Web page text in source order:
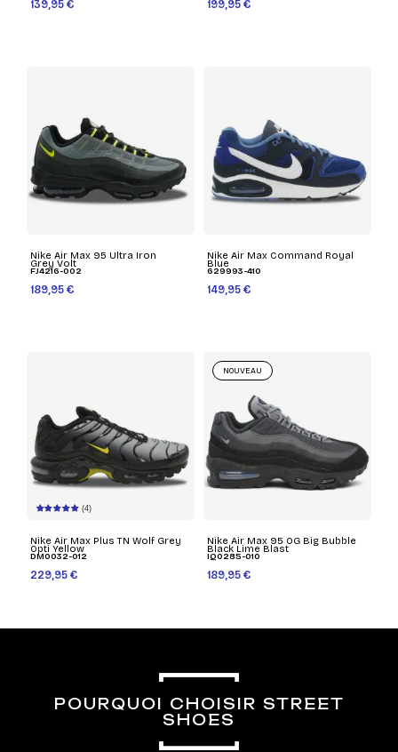
139,95 € 199,95 €
Nike Air Max 95 Ultra Iron
Grey Volt
FJ4216-002
189,95 €
Nike Air Max Command Royal
Blue
629993-410
149,95 €
(4)
Nike Air Max Plus TN Wolf Grey
Opti Yellow
DM0032-012
229,95 €
Nike Air Max 95 OG Big Bubble
Black Lime Blast
IQ0285-010
189,95 €
NOUVEAU
POURQUOI CHOISIR STREET
SHOES